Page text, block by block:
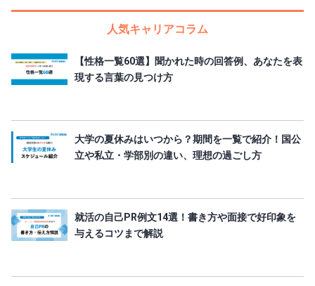
人気キャリアコラム
【性格一覧60選】聞かれた時の回答例、あなたを表
現する言葉の見つけ方
大学の夏休みはいつから？期間を一覧で紹介！国公
立や私立・学部別の違い、理想の過ごし方
就活の自己PR例文14選！書き方や面接で好印象を
与えるコツまで解説